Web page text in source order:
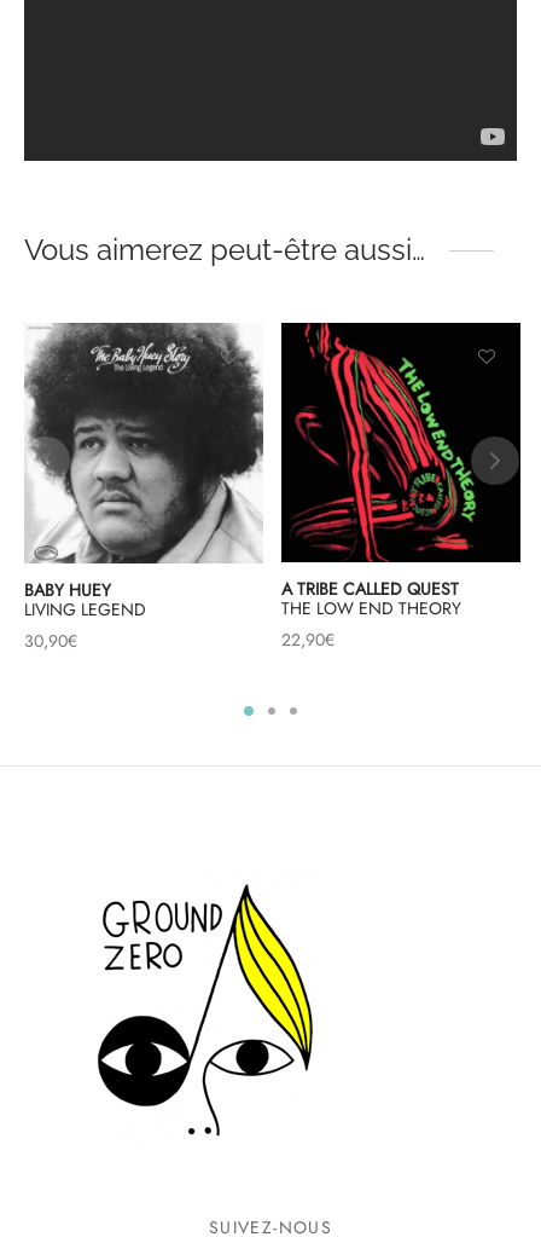
Vous aimerez peut-être aussi…
BABY HUEY
LIVING LEGEND
30,90€
A TRIBE CALLED QUEST
THE LOW END THEORY
22,90€
SUIVEZ-NOUS